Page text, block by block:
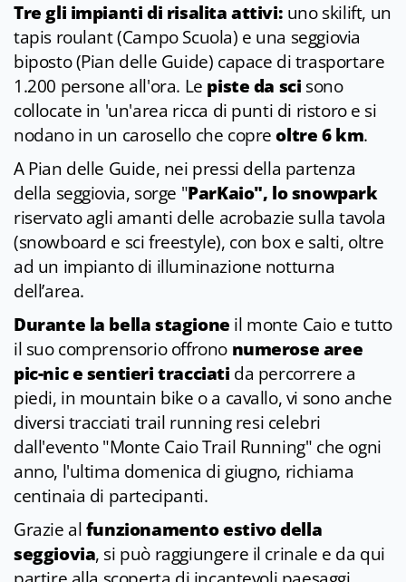
Tre gli impianti di risalitaattivi: uno skilift, un
tapis roulant (Campo Scuola) e una seggiovia
biposto (Pian delle Guide) capace di trasportare
1.200 persone all'ora. Le piste da sci sono
collocate in 'un'area ricca di punti di ristoro e si
nodano in un carosello che copreoltre 6 km.
A Pian delle Guide, nei pressi della partenza
della seggiovia, sorge "ParKaio", lo snowpark
riservato agli amanti delle acrobazie sulla tavola
(snowboard e sci freestyle), con box e salti, oltre
ad un impianto di illuminazione notturna
dell’area.
Durante la bella stagione il monte Caio e tutto
il suo comprensorio offrono numerose aree
pic-nic e sentieri tracciati da percorrere a
piedi, in mountain bike o a cavallo, vi sono anche
diversi tracciati trail running resi celebri
dall'evento "Monte Caio Trail Running" che ogni
anno, l'ultima domenica di giugno, richiama
centinaia di partecipanti.
Grazie alfunzionamento estivo della
seggiovia, si può raggiungere il crinale e da qui